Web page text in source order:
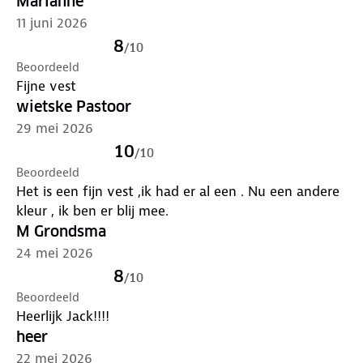
11 juni 2026
8/10
Beoordeeld
Fijne vest
wietske Pastoor
29 mei 2026
10/10
Beoordeeld
Het is een fijn vest ,ik had er al een . Nu een andere
kleur , ik ben er blij mee.
M Grondsma
24 mei 2026
8/10
Beoordeeld
Heerlijk Jack!!!!
heer
22 mei 2026